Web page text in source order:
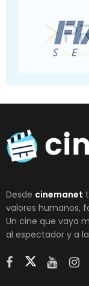
Desde cinemanet
valores humanos,
Un cine que vaya
al espectador y a